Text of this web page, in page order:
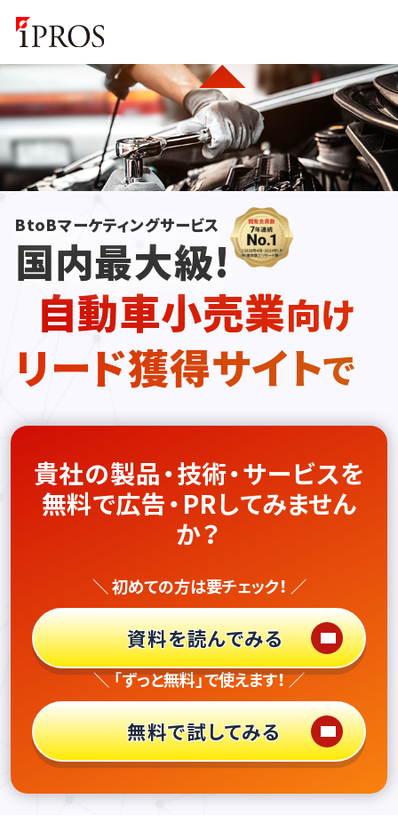
BtoBマーケティングサービス
国内最大級!
自動車小売業向け
リード獲得サイトで
貴社の製品・技術・サービスを
無料で広告・PRしてみません
か？
＼ 初めての方は要チェック！ ／
資料を読んでみる
＼ 「ずっと無料」で使えます！ ／
無料で試してみる